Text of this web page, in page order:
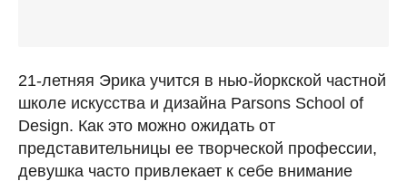
21-летняя Эрика учится в нью-йоркской частной
школе искусства и дизайна Parsons School of
Design. Как это можно ожидать от
представительницы ее творческой профессии,
девушка часто привлекает к себе внимание